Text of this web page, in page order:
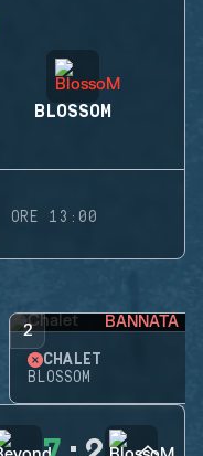
BLOSSOM
ORE 13:00
2 BANNATA
CHALET
BLOSSOM